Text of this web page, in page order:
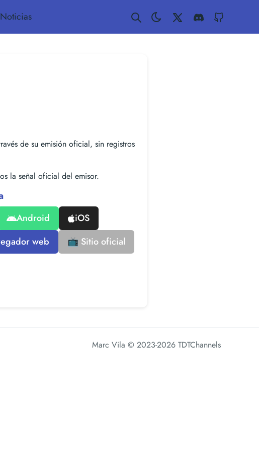
Noticias Twitter Discord
de su emisión oficial, sin registros
la señal oficial del emisor.
Android
iOS
web
📺 Sitio oficial
Marc Vila © 2023-2026 TDTChannels